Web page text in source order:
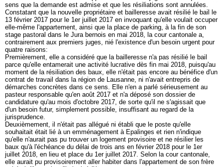
sens que la demande est admise et que les résiliations sont annulées.
Constatant que la nouvelle propriétaire et bailleresse avait résilié le bail le
13 février 2017 pour le 1er juillet 2017 en invoquant qu'elle voulait occuper
elle-même l'appartement, ainsi que la place de parking, à la fin de son
stage pastoral dans le Jura bernois en mai 2018, la cour cantonale a,
contrairement aux premiers juges, nié l'existence d'un besoin urgent pour
quatre raisons:
Premièrement, elle a considéré que la bailleresse n'a pas résilié le bail
parce qu'elle entamerait une activité lucrative dès fin mai 2018, puisqu'au
moment de la résiliation des baux, elle n'était pas encore au bénéfice d'un
contrat de travail dans la région de Lausanne, ni n'avait entrepris de
démarches concrètes dans ce sens. Elle n'en a parlé sérieusement au
pasteur responsable qu'en août 2017 et n'a déposé son dossier de
candidature qu'au mois d'octobre 2017, de sorte qu'il ne s'agissait que
d'un besoin futur, simplement possible, insuffisant au regard de la
jurisprudence.
Deuxièmement, il n'était pas allégué ni établi que le poste qu'elle
souhaitait était lié à un emménagement à Epalinges et rien n'indique
qu'elle n'aurait pas pu trouver un logement provisoire et ne résilier les
baux qu'à l'échéance du délai de trois ans en février 2018 pour le 1er
juillet 2018, en lieu et place du 1er juillet 2017. Selon la cour cantonale,
elle aurait pu provisoirement aller habiter dans l'appartement de son frère